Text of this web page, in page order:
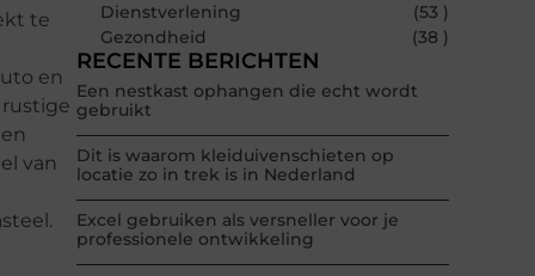
te
en
van
Dienstverlening
(53 )
Gezondheid
(38 )
RECENTE BERICHTEN
Een nestkast ophangen die echt wordt
gebruikt
Dit is waarom kleiduivenschieten op
locatie zo in trek is in Nederland
Excel gebruiken als versneller voor je
professionele ontwikkeling